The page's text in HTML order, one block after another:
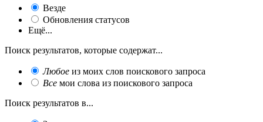
Везде
Обновления статусов
Ещё...
Поиск результатов, которые содержат...
Любое из моих слов поискового запроса
Все мои слова из поискового запроса
Поиск результатов в...